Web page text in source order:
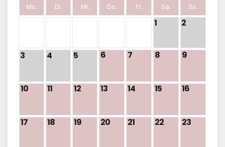
Mo. Di. Mi. Do. Fr. Sa. So.
1 2
3 4 5 6 7 8 9
10 11 12 13 14 15 16
17 18 19 20 21 22 23